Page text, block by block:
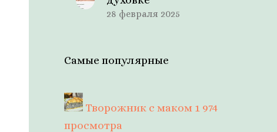
28 февраля 2025
Самые популярные
Творожник с маком 1 974
просмотра